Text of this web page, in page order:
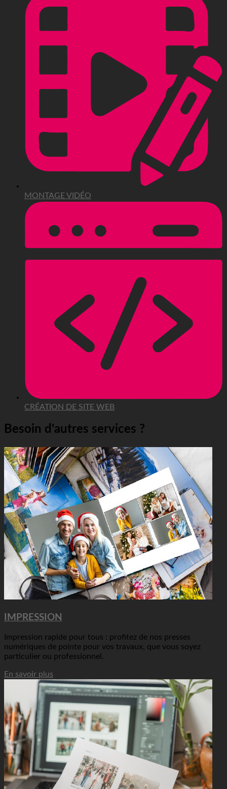
MONTAGE VIDÉO
CRÉATION DE SITE WEB
Besoin d'autres services ?
IMPRESSION
Impression rapide pour tous : profitez de nos presses
numériques de pointe pour vos travaux, que vous soyez
particulier ou professionnel.
En savoir plus